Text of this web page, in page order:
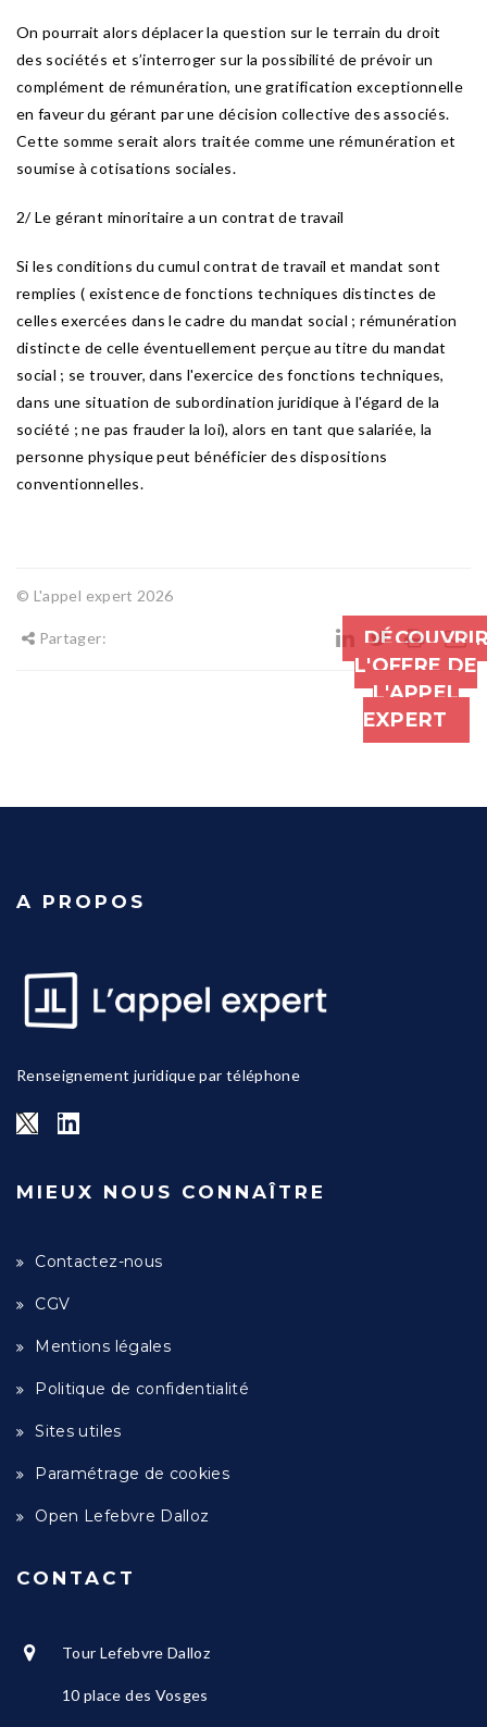
On pourrait alors déplacer la question sur le terrain du droit
des sociétés et s’interroger sur la possibilité de prévoir un
complément de rémunération, une gratification exceptionnelle
en faveur du gérant par une décision collective des associés.
Cette somme serait alors traitée comme une rémunération et
soumise à cotisations sociales.
2/ Le gérant minoritaire a un contrat de travail
Si les conditions du cumul contrat de travail et mandat sont
remplies ( existence de fonctions techniques distinctes de
celles exercées dans le cadre du mandat social ; rémunération
distincte de celle éventuellement perçue au titre du mandat
social ; se trouver, dans l'exercice des fonctions techniques,
dans une situation de subordination juridique à l'égard de la
société ; ne pas frauder la loi), alors en tant que salariée, la
personne physique peut bénéficier des dispositions
conventionnelles.
© L'appel expert 2026
Partager:
L'OFFRE DE
L'APPEL
EXPERT
A PROPOS
Renseignement juridique par téléphone
MIEUX NOUS CONNAÎTRE
Contactez-nous
CGV
Mentions légales
Politique de confidentialité
Sites utiles
Paramétrage de cookies
Open Lefebvre Dalloz
CONTACT
Tour Lefebvre Dalloz
10 place des Vosges